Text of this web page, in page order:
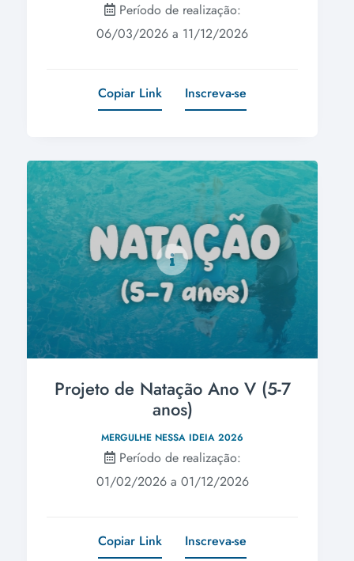
Período de realização:
06/03/2026 a 11/12/2026
Copiar Link Inscreva-se
Projeto de Natação Ano V (5-7
anos)
MERGULHE NESSA IDEIA 2026
Período de realização:
01/02/2026 a 01/12/2026
Copiar Link Inscreva-se